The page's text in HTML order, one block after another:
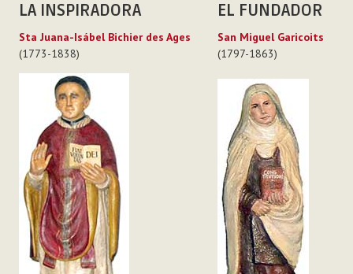
LA INSPIRADORA
Sta Juana-Isábel Bichier des Ages
(1773-1838)
EL FUNDADOR
San Miguel Garicoits
(1797-1863)